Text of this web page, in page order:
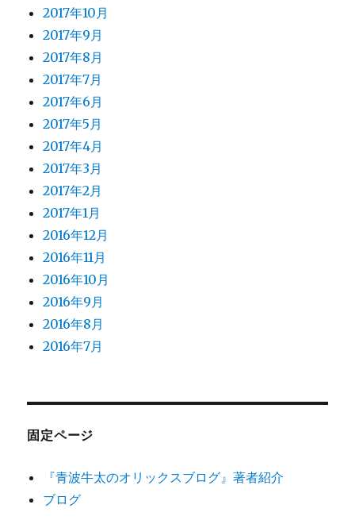
2017年10月
2017年9月
2017年8月
2017年7月
2017年6月
2017年5月
2017年4月
2017年3月
2017年2月
2017年1月
2016年12月
2016年11月
2016年10月
2016年9月
2016年8月
2016年7月
固定ページ
『青波牛太のオリックスブログ』著者紹介
ブログ